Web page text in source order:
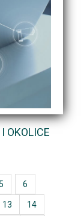
OKOLICE
6
13 14